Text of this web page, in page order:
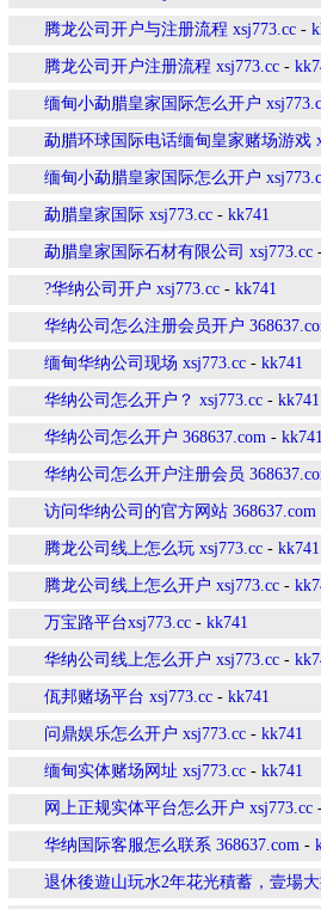
腾龙公司开户与注册流程 xsj773.cc -
腾龙公司开户注册流程 xsj773.cc -
缅甸小勐腊皇家国际怎么开户
勐腊环球国际电话缅甸皇家赌场游戏
缅甸小勐腊皇家国际怎么开户
勐腊皇家国际 xsj773.cc - kk741
勐腊皇家国际石材有限公司 xsj773.cc
?华纳公司开户 xsj773.cc - kk741
华纳公司怎么注册会员开户
缅甸华纳公司现场 xsj773.cc - kk741
华纳公司怎么开户？ xsj773.cc - kk741
华纳公司怎么开户 368637.com - kk741
华纳公司怎么开户注册会员
访问华纳公司的官方网站 368637.com
腾龙公司线上怎么玩 xsj773.cc - kk741
腾龙公司线上怎么开户 xsj773.cc -
万宝路平台xsj773.cc - kk741
华纳公司线上怎么开户 xsj773.cc -
佤邦赌场平台 xsj773.cc - kk741
问鼎娱乐怎么开户 xsj773.cc - kk741
缅甸实体赌场网址 xsj773.cc - kk741
网上正规实体平台怎么开户 xsj773.cc
华纳国际客服怎么联系 368637.com -
退休後遊山玩水2年花光積蓄，壹場